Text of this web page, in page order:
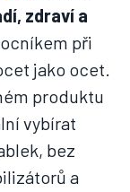
zdraví a
při
jako ocet.
produktu
vybírat
bez
a